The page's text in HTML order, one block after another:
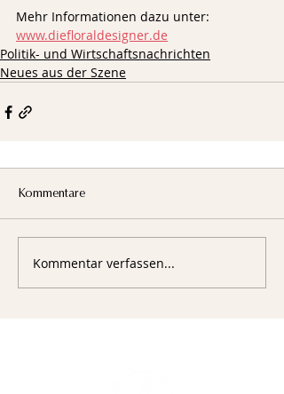
Mehr Informationen dazu unter:
www.diefloraldesigner.de
Politik- und Wirtschaftsnachrichten
Neues aus der Szene
Kommentare
Kommentar verfassen...